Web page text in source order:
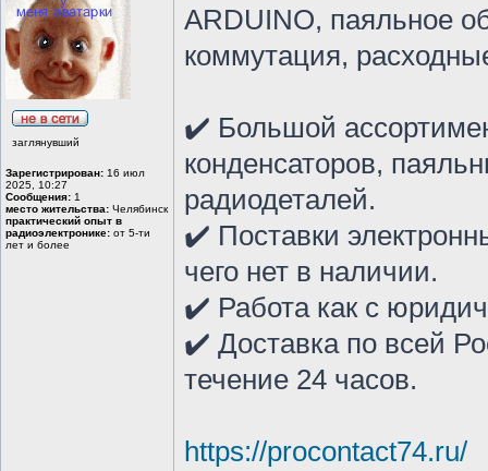
заглянувший
Зарегистрирован: 16 июл
2025, 10:27
Сообщения: 1
место жительства: Челябинск
практический опыт в
радиоэлектронике: от 5-ти
лет и более
ARDUINO, паяльное
коммутация,
✔️ Большой
конденсаторов,
радиодеталей.
✔️ Поставки
чего нет в наличии.
✔️ Работа как с
✔️ Доставка по всей
течение 24 часов.
https://procontact74.ru/